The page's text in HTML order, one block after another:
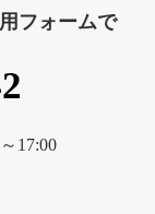
フォームで
17:00